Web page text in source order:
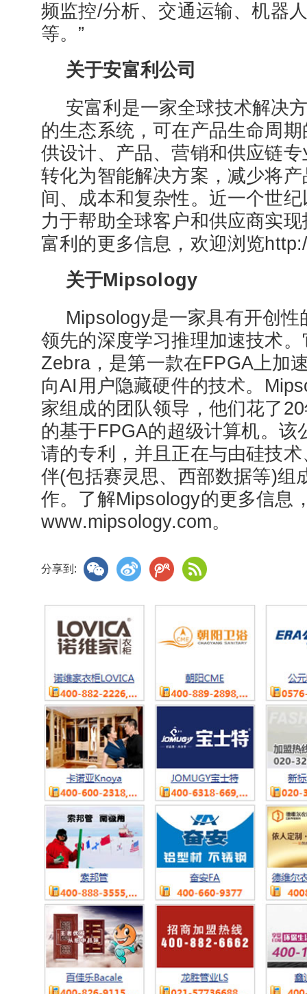
频监控/分析、交通运输、机器
等。”
关于安富利公司
安富利是一家全球技术解决
的生态系统，可在产品生命周
供设计、产品、营销和供应链
转化为智能解决方案，减少将
间、成本和复杂性。近一个世
力于帮助全球客户和供应商实
富利的更多信息，欢迎浏览
关于Mipsology
Mipsology是一家具有开创
领先的深度学习推理加速技术
Zebra，是第一款在FPGA上加
向AI用户隐藏硬件的技术。
家组成的团队领导，他们花了
的基于FPGA的超级计算机。该
请的专利，并且正在与由硅技
伴(包括赛灵思、西部数据等)组
作。了解Mipsology的更多信息
www.mipsology.com。
分享到: